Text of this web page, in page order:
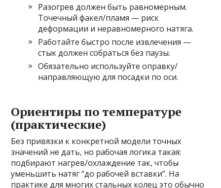
Разогрев должен быть равномерным.
Точечный факел/пламя — риск
деформации и неравномерного натяга.
Работайте быстро после извлечения —
стык должен собраться без паузы.
Обязательно используйте оправку/
направляющую для посадки по оси.
Ориентиры по температуре
(практические)
Без привязки к конкретной модели точных
значений не дать, но рабочая логика такая:
подбирают нагрев/охлаждение так, чтобы
уменьшить натяг “до рабочей вставки”. На
практике для многих стальных колец это обычно